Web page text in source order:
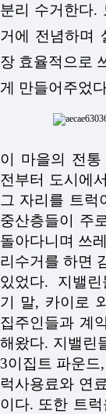
분리 수거한다.
거에 전념하며
장 효율적으로
게 만들어주었
이 마을의 전
전부터 도시에
그 자리를 트럭
중산층들이 주
돌아다니며 쓰
리수거를 하면
있었다. 지밸
기 말, 카이로
집주인들과 계
해왔다. 지밸린
3이집트 파운드
럭사용료와 연
이다. 또한 트